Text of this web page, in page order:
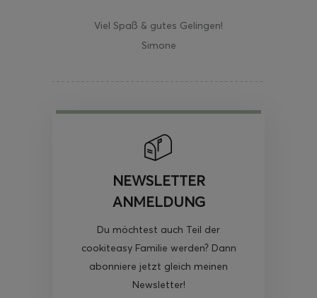
Viel Spaß & gutes Gelingen!
Simone
NEWSLETTER
ANMELDUNG
Du möchtest auch Teil der
cookiteasy Familie werden? Dann
abonniere jetzt gleich meinen
Newsletter!